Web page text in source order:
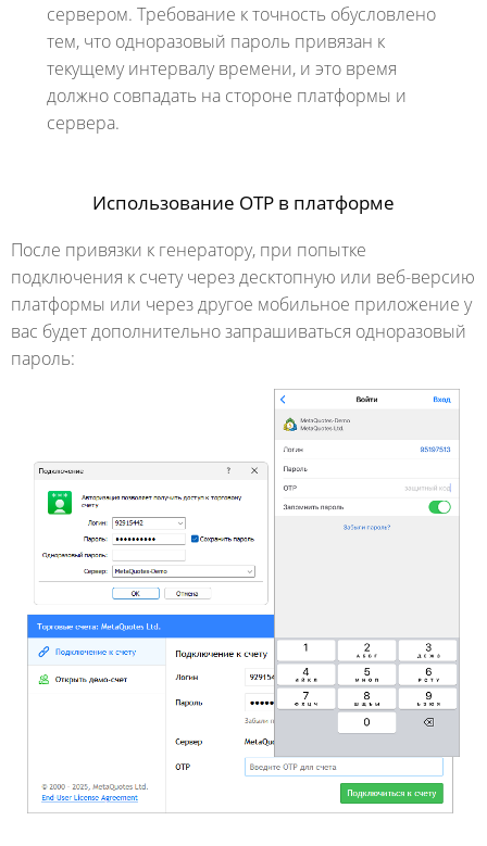
сервером. Требование к точность обусловлено
тем, что одноразовый пароль привязан к
текущему интервалу времени, и это время
должно совпадать на стороне платформы и
сервера.
Использование OTP в платформе
После привязки к генератору, при попытке
подключения к счету через десктопную или веб-версию
платформы или через другое мобильное приложение у
вас будет дополнительно запрашиваться одноразовый
пароль: